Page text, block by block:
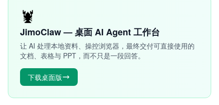
🦞
JimoClaw — 桌面 AI Agent 工作台
让 AI 处理本地资料、操控浏览器，最终交付可直接使用的
文档、表格与 PPT，而不只是一段回答。
下载桌面版